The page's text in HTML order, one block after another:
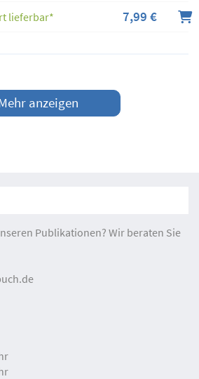
lieferbar* 7,99 €
anzeigen
Publikationen? Wir beraten Sie